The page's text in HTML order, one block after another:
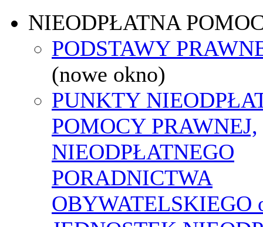
NIEODPŁATNA
PODSTAWY
(nowe okno)
PUNKTY
POMOCY PRAWNEJ,
NIEODPŁATNEGO
PORADNICTWA
OBYWATELSKIEGO